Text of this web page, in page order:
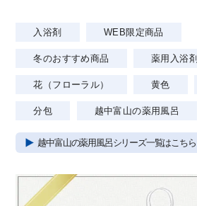
入浴剤 WEB限定商品
冬のおすすめ商品 薬用入浴剤
花（フローラル） 黄色
分包 越中富山の薬用風呂
越中富山の薬用風呂シリーズ一覧はこちら